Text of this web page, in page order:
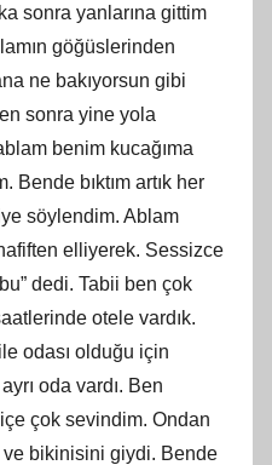
sonra yanlarına gittim
göğüslerinden
ne bakıyorsun gibi
sonra yine yola
benim kucağıma
Bende bıktım artık her
söylendim. Ablam
elliyerek. Sessizce
dedi. Tabii ben çok
otele vardık.
odası olduğu için
oda vardı. Ben
çok sevindim. Ondan
bikinisini giydi. Bende